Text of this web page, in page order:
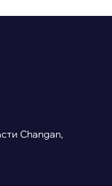
Changan,